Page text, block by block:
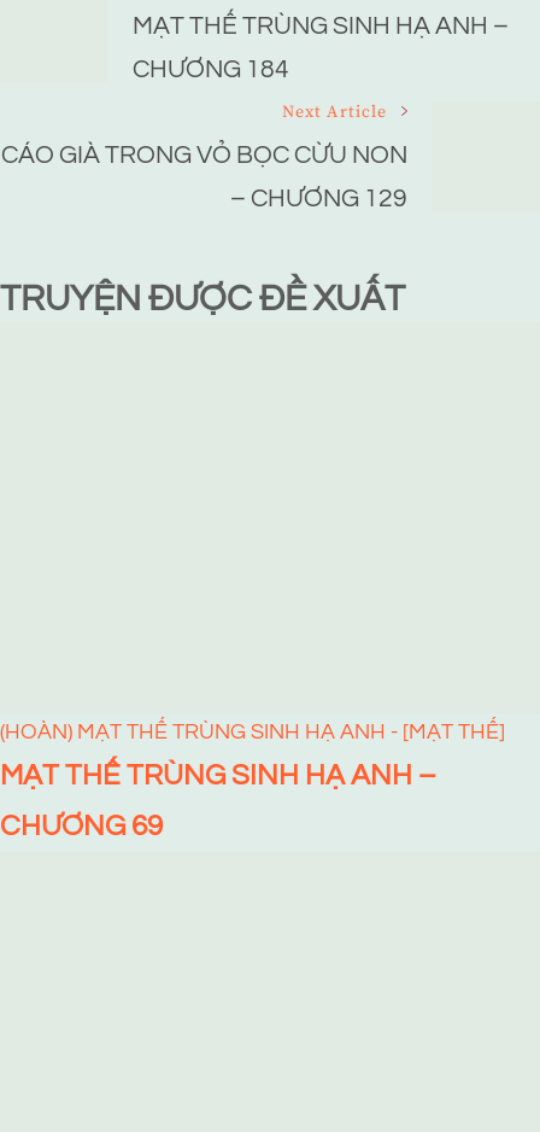
NavigationMẠT THẾ TRÙNG SINH HẠ ANH –
CHƯƠNG 184
Next Article
CÁO GIÀ TRONG VỎ BỌC CỪU NON
– CHƯƠNG 129
TRUYỆN ĐƯỢC ĐỀ XUẤT
(HOÀN) MẠT THẾ TRÙNG SINH HẠ ANH - [MẠT THẾ]
MẠT THẾ TRÙNG SINH HẠ ANH –
CHƯƠNG 69